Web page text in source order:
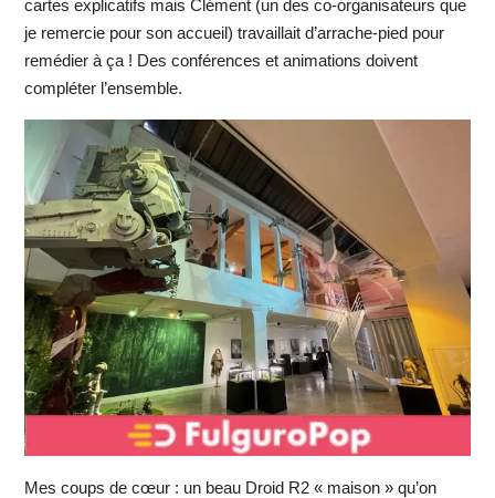
cartes explicatifs mais Clément (un des co-organisateurs que
je remercie pour son accueil) travaillait d’arrache-pied pour
remédier à ça ! Des conférences et animations doivent
compléter l’ensemble.
Mes coups de cœur : un beau Droid R2 « maison » qu’on